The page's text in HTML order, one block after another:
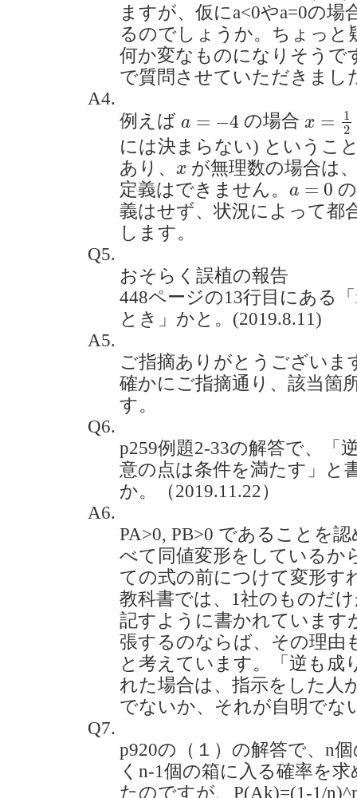
ますが、仮にa<0やa=0の
るのでしょうか。ちょっと
何か変なものになりそうで
で質問させていただきまし
A4.
例えば a = −4
a の場合 x =
1
2
2
には決まらない) というこ
あり、
x
x が無理数の場合は
定義はできません。 a = 0
a=0
義はせず、状況によって都
します。
Q5.
おそらく誤植の報告
448ページの13行目にある
とき」かと。(2019.8.11)
A5.
ご指摘ありがとうございま
確かにご指摘通り、該当
す。
Q6.
p259例題2-33の解答で、「
意の点は条件を満たす」と
か。（2019.11.22）
A6.
PA>0, PB>0 であることを
べて同値変形をしている
ての式の前につけて変形す
教科書では、1社のものだ
記すように書かれています
張するのならば、その理由
と考えています。「逆も成
れた場合は、指示をした人
でないか、それが自明でな
Q7.
p920の（１）の解答で、n
くn-1個の箱に入る確率を
たのですが、P(Ak)=(1-1/